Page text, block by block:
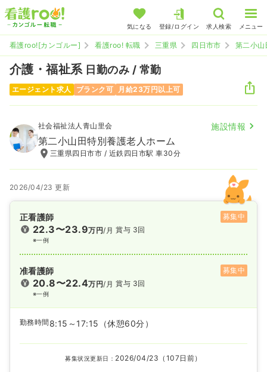
気になる 登録/ログイン 求人検索 メニュー
看護roo![カンゴルー] 看護roo! 転職 三重県 四日市市 第二小
介護・福祉系 日勤のみ / 常勤
エージェント求人 ブランク可 月給23万円以上可
社会福祉法人青山里会 施設情報
第二小山田特別養護老人ホーム
三重県四日市市 / 近鉄四日市駅 車30分
2026/04/23 更新
正看護師 募集中
22.3〜23.9万円/月
※一例
賞与 3回
准看護師 募集中
20.8〜22.4万円/月
※一例
賞与 3回
勤務時間 8:15～17:15 （休憩60分）
募集状況更新日： 2026/04/23（107日前）